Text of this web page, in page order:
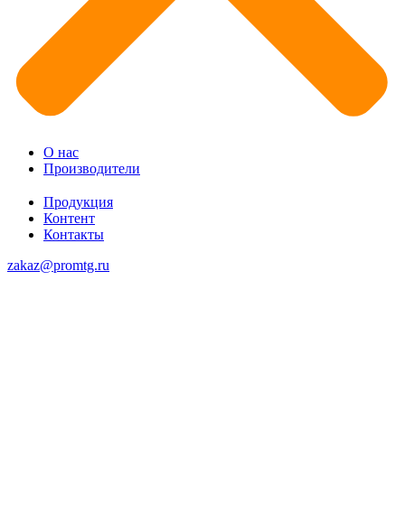
О нас
Производители
Продукция
Контент
Контакты
zakaz@promtg.ru